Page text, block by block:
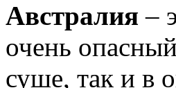
Австралия –
очень
суше, так и в